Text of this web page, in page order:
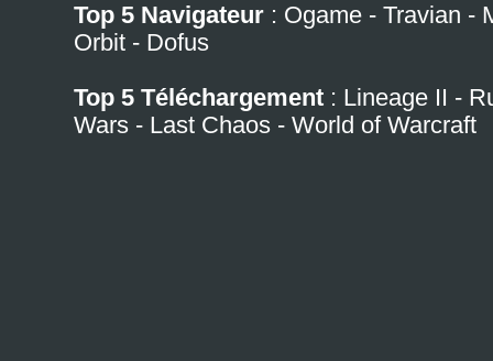
Top 5 Navigateur : Ogame - Travian -
Orbit - Dofus
Top 5 Téléchargement : Lineage II -
Wars - Last Chaos - World of Warcraft